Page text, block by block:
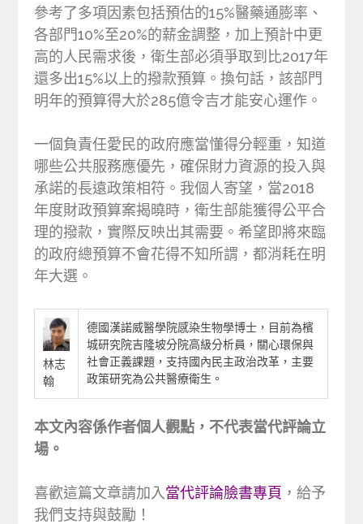
參考了多項因素包括預估的15%醫藥通膨率、
各部門10%至20%的薪金調整，加上預計中更
高的人民需求後，衛生部必須爭取到比2017年
還多出15%以上的撥款預算。換句話，該部門
明年的預算得大於285億令吉才能安心運作。
一個負責任愛民的政府應當懂得分輕重，知道
哪些公共服務應優先，確保財力資源的投入與
承諾的長遠政策相符。我個人寄望，當2018
年度財政預算案揭曉時，衛生部能獲得公平合
理的撥款，實際反映出其需要。希望即將來臨
的政府總預算不會花得不知所謂，都消耗在明
年大選。
林志
翰
德國漢諾威醫學院感染生物學博士，目前為檳
城研究院吉隆坡分院高級分析員，關心環保與
社會正義課題，支持國內民主政治改革，主要
政策研究為公共醫療衛生。
本文內容係作者個人觀點，不代表當代評論立
場。
喜歡這篇文章請加入當代評論臉書專頁 ，給予
我們支持與鼓勵！